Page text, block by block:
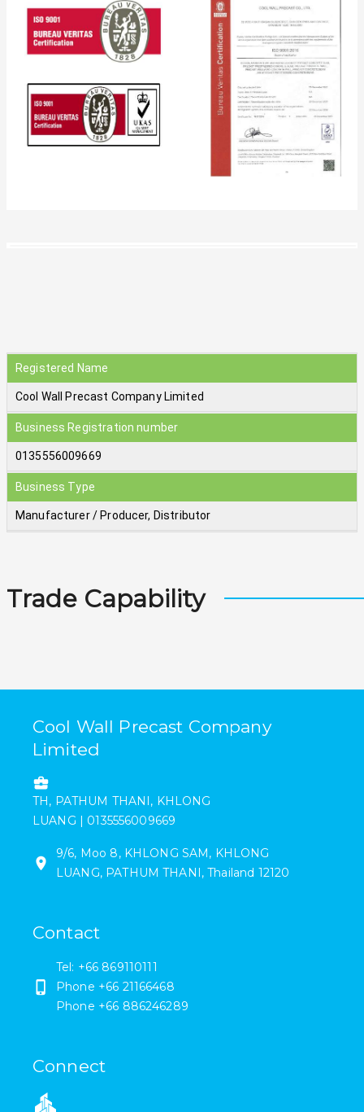
Registered Name
Cool Wall Precast Company Limited
Business Registration number
0135556009669
Business Type
Manufacturer / Producer, Distributor
Trade Capability
Cool Wall Precast Company
Limited
TH, PATHUM THANI, KHLONG
LUANG
0135556009669
9/6, Moo 8, KHLONG SAM , KHLONG
LUANG, PATHUM THANI ,Thailand 12120
Contact
Tel: +66 869110111
Phone +66 21166468
Phone +66 886246289
Connect